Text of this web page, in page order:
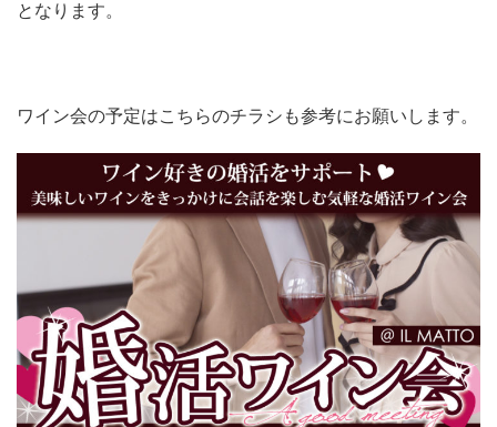
となります。
ワイン会の予定はこちらのチラシも参考にお願いします。